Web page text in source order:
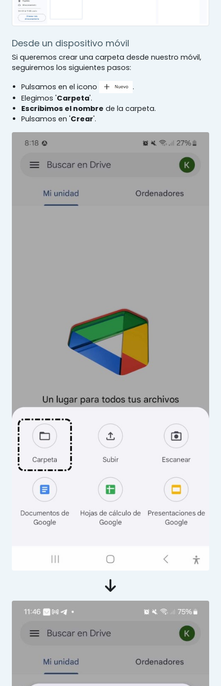
Desde un dispositivo móvil
Si queremos crear una carpeta desde nuestro móvil,
seguiremos los siguientes pasos:
Pulsamos en el icono
.
Elegimos 'Carpeta'.
Escribimos el nombre de la carpeta.
Pulsamos en 'Crear'.